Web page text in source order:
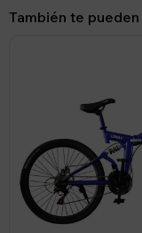
También te